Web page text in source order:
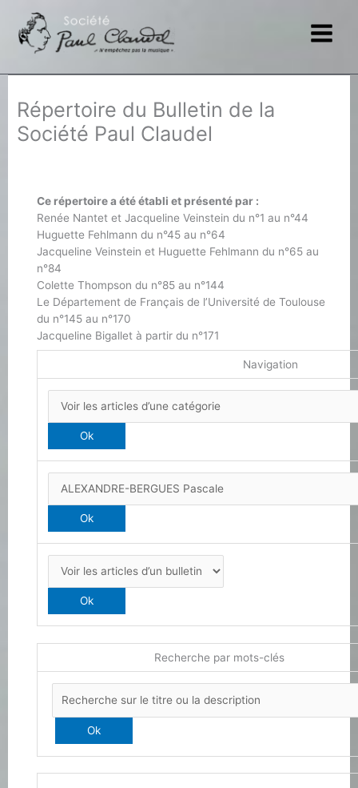
contenu
Répertoire du Bulletin de la
Société Paul Claudel
Ce répertoire a été établi et présenté par :
Renée Nantet et Jacqueline Veinstein du n°1 au n°44
Huguette Fehlmann du n°45 au n°64
Jacqueline Veinstein et Huguette Fehlmann du n°65 au
n°84
Colette Thompson du n°85 au n°144
Le Département de Français de l’Université de Toulouse
du n°145 au n°170
Jacqueline Bigallet à partir du n°171
Navigation
Recherche par mots-clés